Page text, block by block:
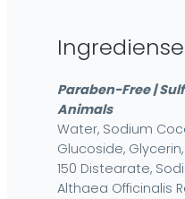
Paraben-Free |
Animals
Water, Sodium
Glucoside,
150 Distearate,
Althaea Officinalis